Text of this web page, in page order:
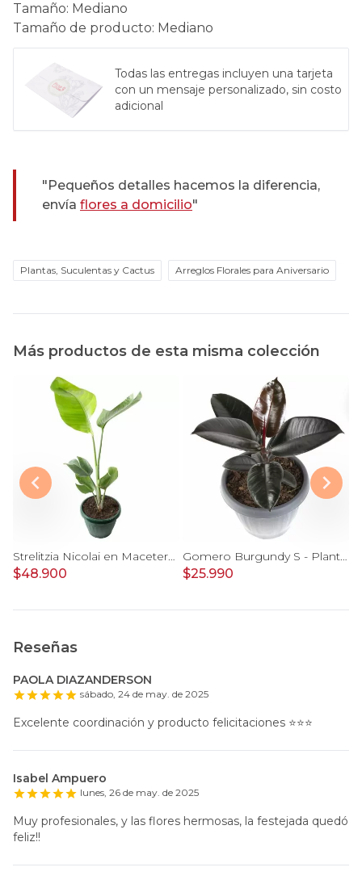
Tamaño: Mediano
Tamaño de producto: Mediano
Todas las entregas incluyen una tarjeta
con un mensaje personalizado, sin costo
adicional
"Pequeños detalles hacemos la diferencia,
envía flores a domicilio"
Plantas, Suculentas y Cactus Arreglos Florales para Aniversario
Más productos de esta misma colección
Strelitzia Nicolai en Macetero Tamaño M
$48.900
Gomero Burgundy S - Planta de interior en macetero
$25.990
Reseñas
PAOLA DIAZANDERSON
sábado, 24 de may. de 2025
Excelente coordinación y producto felicitaciones ⭐️⭐️⭐️
Isabel Ampuero
lunes, 26 de may. de 2025
Muy profesionales, y las flores hermosas, la festejada quedó
feliz!!